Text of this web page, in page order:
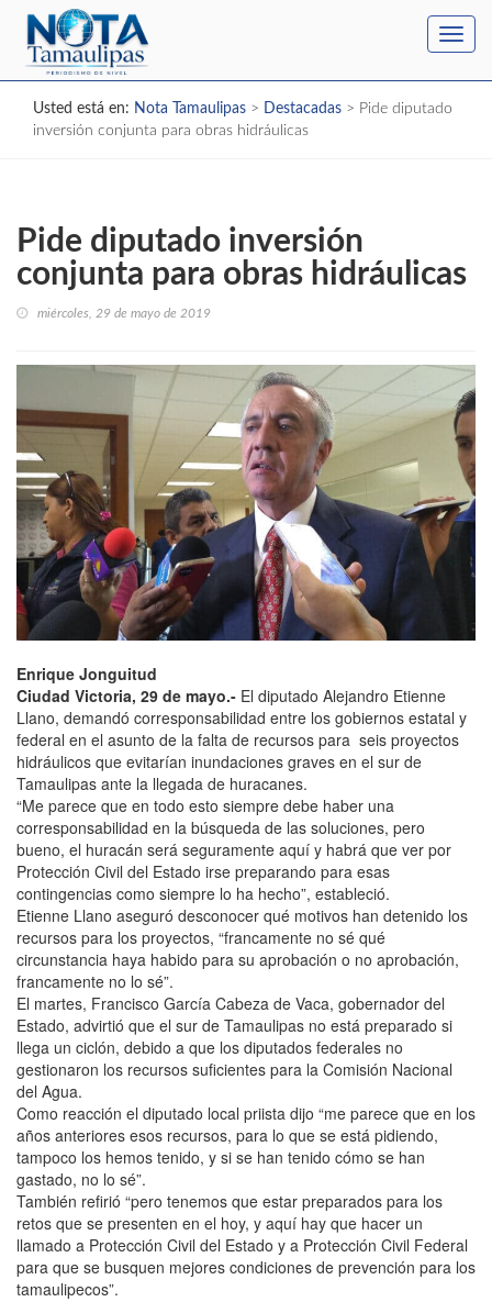
Usted está en: Nota Tamaulipas > Destacadas > Pide diputado
inversión conjunta para obras hidráulicas
Pide diputado inversión
conjunta para obras hidráulicas
miércoles, 29 de mayo de 2019
Enrique Jonguitud
Ciudad Victoria, 29 de mayo.- El diputado Alejandro Etienne
Llano, demandó corresponsabilidad entre los gobiernos estatal y
federal en el asunto de la falta de recursos para seis proyectos
hidráulicos que evitarían inundaciones graves en el sur de
Tamaulipas ante la llegada de huracanes.
“Me parece que en todo esto siempre debe haber una
corresponsabilidad en la búsqueda de las soluciones, pero
bueno, el huracán será seguramente aquí y habrá que ver por
Protección Civil del Estado irse preparando para esas
contingencias como siempre lo ha hecho”, estableció.
Etienne Llano aseguró desconocer qué motivos han detenido los
recursos para los proyectos, “francamente no sé qué
circunstancia haya habido para su aprobación o no aprobación,
francamente no lo sé”.
El martes, Francisco García Cabeza de Vaca, gobernador del
Estado, advirtió que el sur de Tamaulipas no está preparado si
llega un ciclón, debido a que los diputados federales no
gestionaron los recursos suficientes para la Comisión Nacional
del Agua.
Como reacción el diputado local priista dijo “me parece que en los
años anteriores esos recursos, para lo que se está pidiendo,
tampoco los hemos tenido, y si se han tenido cómo se han
gastado, no lo sé”.
También refirió “pero tenemos que estar preparados para los
retos que se presenten en el hoy, y aquí hay que hacer un
llamado a Protección Civil del Estado y a Protección Civil Federal
para que se busquen mejores condiciones de prevención para los
tamaulipecos”.